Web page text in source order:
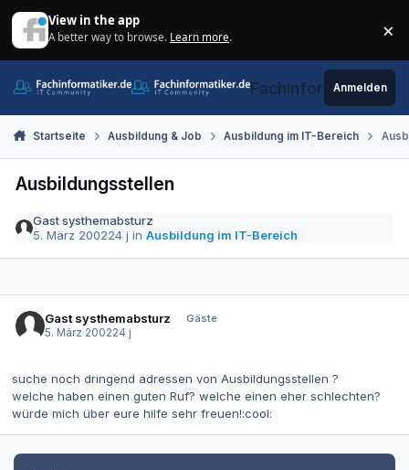
View in the app
A better way to browse. Learn more. ×
Fachinformatiker.de
Anmelden
Startseite Ausbildung & Job Ausbildung im IT-Bereich
Ausbildungsstellen
Gast systhemabsturz
5. März 200224 j inAusbildung im IT-Bereich
Gast systhemabsturz
Gäste
5. März 200224 j
suche noch dringend adressen von Ausbildungsstellen ?
welche haben einen guten Ruf? welche einen eher schlechten?
würde mich über eure hilfe sehr freuen!:cool: